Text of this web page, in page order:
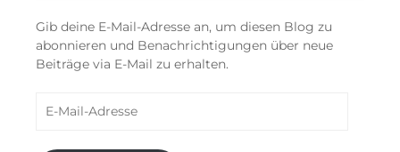
Gib deine E-Mail-Adresse an, um diesen Blog zu
abonnieren und Benachrichtigungen über neue
Beiträge via E-Mail zu erhalten.
Mail-